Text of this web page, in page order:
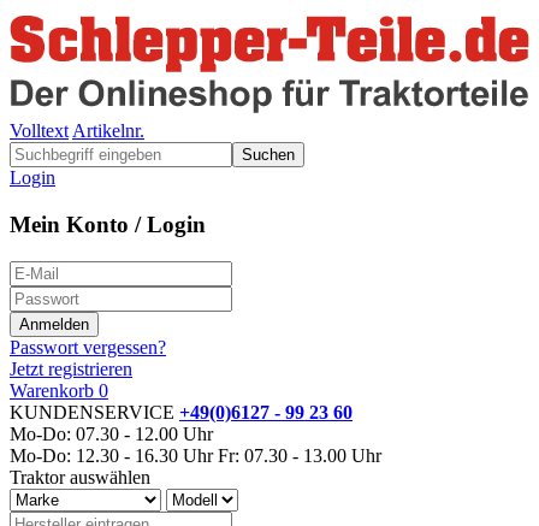
Volltext Artikelnr.
Suchen
Login
Mein Konto / Login
Passwort vergessen?
Jetzt registrieren
Warenkorb 0
KUNDENSERVICE +49(0)6127 - 99 23 60
Mo-Do: 07.30 - 12.00 Uhr
Mo-Do: 12.30 - 16.30 Uhr Fr: 07.30 - 13.00 Uhr
Traktor auswählen